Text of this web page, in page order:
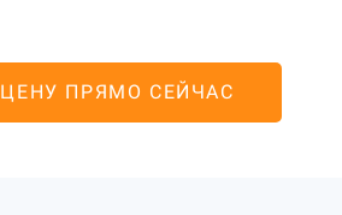
ПРЯМО СЕЙЧАС